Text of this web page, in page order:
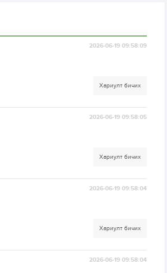
2026-06-19 09:58:09
Хариулт бичих
2026-06-19 09:58:05
Хариулт бичих
2026-06-19 09:58:04
Хариулт бичих
2026-06-19 09:58:04